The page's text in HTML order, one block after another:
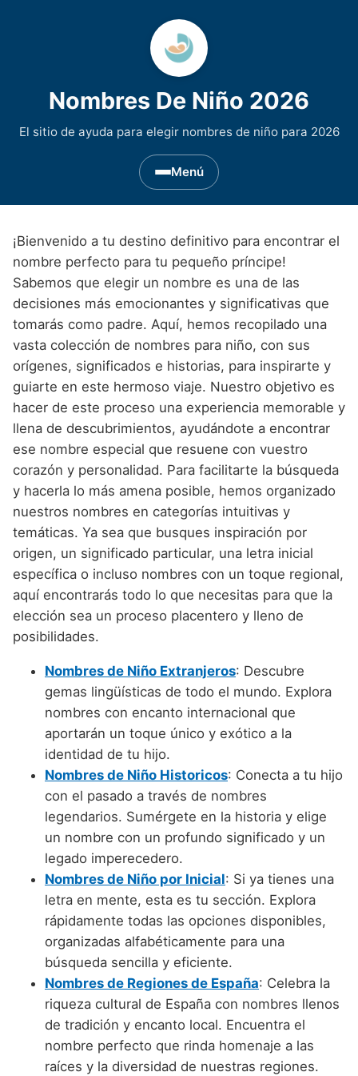
Nombres De Niño 2026
El sitio de ayuda para elegir nombres de niño para 2026
Menú
Nombres de niño que empiezan por A
Nombres de niño que empiezan por B
Nombres de niño que empiezan por C
Nombres de niño que empiezan por D
Nombres de niño que empiezan por E
Nombres de niño que empiezan por F
Nombres de niño que empiezan por G
Nombres de niño que empiezan por H
Nombres de niño que empiezan por I
Nombres de niño que empiezan por J
Nombres de niño que empiezan por K
Nombres de niño que empiezan por L
Nombres de niño que empiezan por M
Nombres de niño que empiezan por O
Nombres de niño que empiezan por P
Nombres de niño que empiezan por Q
Nombres de niño que empiezan por R
Nombres de niño que empiezan por S
Nombres de niño que empiezan por T
Nombres de niño que empiezan por U
Nombres de niño que empiezan por V
Nombres de niño que empiezan por W
Nombres de niño que empiezan por X
Nombres de niño que empiezan por Y
Nombres de niño que empiezan por Z
Nombres de Regiones de España ▾
Nombres de Niño Andaluces
Nombres de Niño Aragoneses
Nombres de Niño Asturianos
Nombres de Niño Baleares
Nombres de Niño Canarios
Nombres de Niño Cantabros
Nombres de Niño Castellanos
Nombres de Niño Catalanes
Nombres de Niño Extremeños
Nombres de Niño Gallegos
Nombres de Niño Madrileños
Nombres de Niño Navarros
Nombres de Niño Riojanos
Nombres de Niño Valencianos
Nombres de Niño Vascos
Nombres de Niño Historicos ▾
Nombres de niño de Origen Biblico
Nombres de Niño Celtas
Nombres de Niño Egipcios
Nombres de Niño Griegos
Nombres de Niño Mitologicos
Nombres de Niño Romanos
Nombres de Niño Vikingos
Nombres de Niño Extranjeros ▾
Nombres de Niño Alemanes
Nombres de Niño Americanos
Nombres de Niño Arabes
Nombres de Niño Chinos
Nombres de Niño Franceses
Nombres de Niño Hispanoamericanos
Nombres de Niño Ingleses
Nombres de Niño Italianos
Nombres de Niño Japoneses
Nombres de Niño Marroquíes
Nombres de Niño Portugueses
Nombres de Niño Rumanos
Nombres de Niño Rusos
Nombres de Niño Suecos
Buscar
¡Bienvenido a tu destino definitivo para encontrar el
nombre perfecto para tu pequeño príncipe!
Sabemos que elegir un nombre es una de las
decisiones más emocionantes y significativas que
tomarás como padre. Aquí, hemos recopilado una
vasta colección de nombres para niño, con sus
orígenes, significados e historias, para inspirarte y
guiarte en este hermoso viaje. Nuestro objetivo es
hacer de este proceso una experiencia memorable y
llena de descubrimientos, ayudándote a encontrar
ese nombre especial que resuene con vuestro
corazón y personalidad. Para facilitarte la búsqueda
y hacerla lo más amena posible, hemos organizado
nuestros nombres en categorías intuitivas y
temáticas. Ya sea que busques inspiración por
origen, un significado particular, una letra inicial
específica o incluso nombres con un toque regional,
aquí encontrarás todo lo que necesitas para que la
elección sea un proceso placentero y lleno de
posibilidades.
Nombres de Niño Extranjeros: Descubre
gemas lingüísticas de todo el mundo. Explora
nombres con encanto internacional que
aportarán un toque único y exótico a la
identidad de tu hijo.
Nombres de Niño Historicos: Conecta a tu hijo
con el pasado a través de nombres
legendarios. Sumérgete en la historia y elige
un nombre con un profundo significado y un
legado imperecedero.
Nombres de Niño por Inicial: Si ya tienes una
letra en mente, esta es tu sección. Explora
rápidamente todas las opciones disponibles,
organizadas alfabéticamente para una
búsqueda sencilla y eficiente.
Nombres de Regiones de España: Celebra la
riqueza cultural de España con nombres llenos
de tradición y encanto local. Encuentra el
nombre perfecto que rinda homenaje a las
raíces y la diversidad de nuestras regiones.